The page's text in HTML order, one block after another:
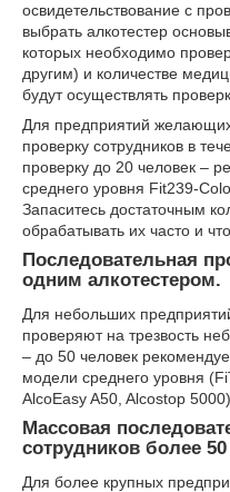
освидетельствование с
выбрать алкотестер
которых необходимо
другим) и количестве
будут осуществлять
Для предприятий
проверку сотрудников в
проверку до 20 человек –
среднего уровня Fit239-
Запаситесь достаточным
обрабатывать их часто и
Последовательная
одним алкотестером.
Для небольших
проверяют на трезвость
– до 50 человек
модели среднего уровня
AlcoEasy A50, Alcostop
Массовая
сотрудников более
Для более крупных